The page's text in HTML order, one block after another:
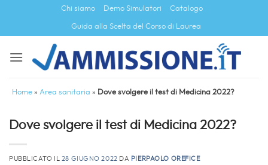
contenuti
Chi siamo Demo Simulatori Catalogo
Guida alla Scelta del Corso di Laurea
Home » Area sanitaria » Dove svolgere il test di Medicina 2022?
Dove svolgere il test di Medicina 2022?
PUBBLICATO IL 28 GIUGNO 2022 DA PIERPAOLO OREFICE